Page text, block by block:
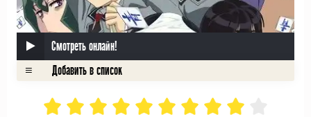
Смотреть онлайн!